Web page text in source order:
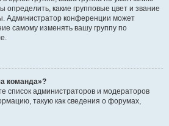
определить, какие групповые цвет и звание
Администратор конференции может
самому изменять вашу группу по
команда»?
список администраторов и модераторов
такую как сведения о форумах,